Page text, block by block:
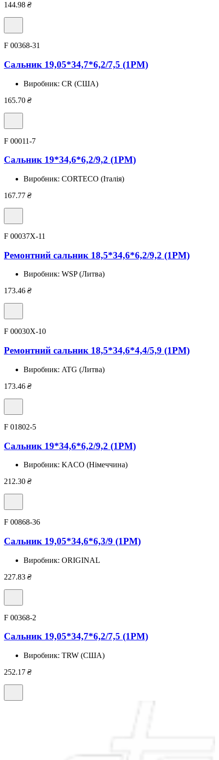
144.98 ₴
F 00368-31
Сальник 19,05*34,7*6,2/7,5 (1PM)
Виробник: CR (США)
165.70 ₴
F 00011-7
Сальник 19*34,6*6,2/9,2 (1PM)
Виробник: CORTECO (Італія)
167.77 ₴
F 00037X-11
Ремонтний сальник 18,5*34,6*6,2/9,2 (1PM)
Виробник: WSP (Литва)
173.46 ₴
F 00030X-10
Ремонтний сальник 18,5*34,6*4,4/5,9 (1PM)
Виробник: ATG (Литва)
173.46 ₴
F 01802-5
Сальник 19*34,6*6,2/9,2 (1PM)
Виробник: KACO (Німеччина)
212.30 ₴
F 00868-36
Сальник 19,05*34,6*6,3/9 (1PM)
Виробник: ORIGINAL
227.83 ₴
F 00368-2
Сальник 19,05*34,7*6,2/7,5 (1PM)
Виробник: TRW (США)
252.17 ₴